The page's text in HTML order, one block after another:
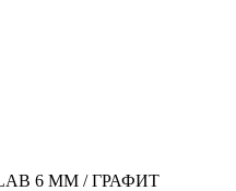
6 MM / ГРАФИТ